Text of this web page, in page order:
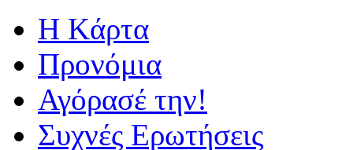
Η Kάρτα
Προνόμια
Αγόρασέ την!
Συχνές Ερωτήσεις